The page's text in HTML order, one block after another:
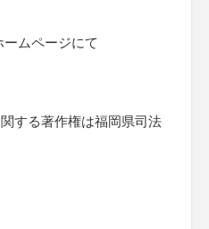
ームページにて
する著作権は福岡県司法